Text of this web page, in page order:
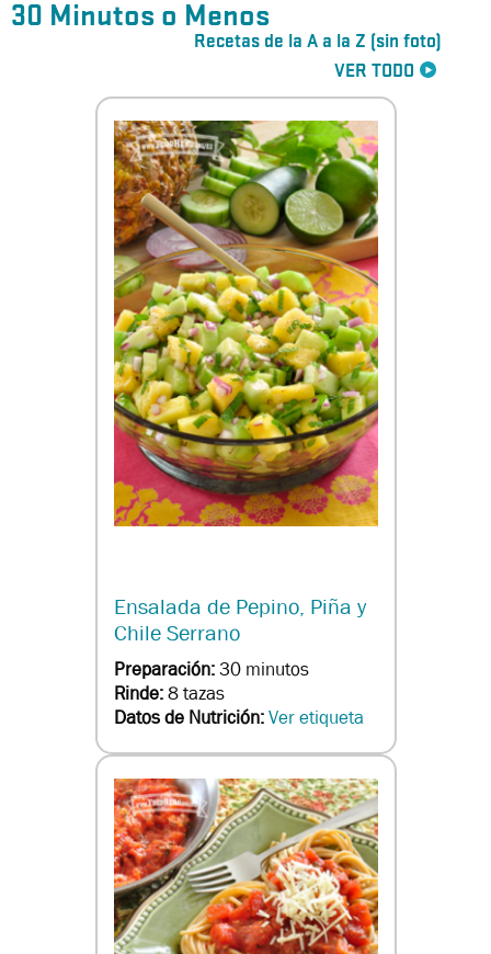
30 Minutos o Menos
Recetas de la A a la Z (sin foto)
VER TODO
Ensalada de Pepino, Piña y
Chile Serrano
Preparación:30 minutos
Rinde:8 tazas
Datos de Nutrición:Ver etiqueta